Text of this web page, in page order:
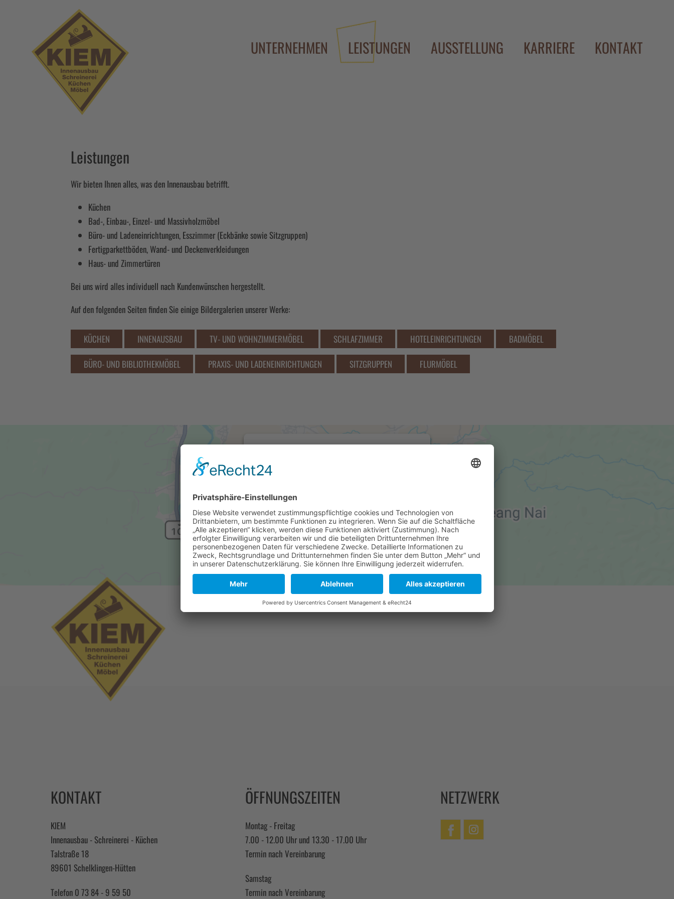
UNTERNEHMEN LEISTUNGEN AUSSTELLUNG KARRIERE KONTAKT
Leistungen
Wir bieten Ihnen alles, was den Innenausbau betrifft.
Küchen
Bad-, Einbau-, Einzel- und Massivholzmöbel
Büro- und Ladeneinrichtungen, Esszimmer (Eckbänke sowie Sitzgruppen)
Fertigparkettböden, Wand- und Deckenverkleidungen
Haus- und Zimmertüren
Bei uns wird alles individuell nach Kundenwünschen hergestellt.
Auf den folgenden Seiten finden Sie einige Bildergalerien unserer Werke:
KÜCHEN INNENAUSBAU TV- UND WOHNZIMMERMÖBEL SCHLAFZIMMER HOTELEINRICHTUNGEN BADMÖBEL
BÜRO- UND BIBLIOTHEKMÖBEL PRAXIS- UND LADENEINRICHTUNGEN SITZGRUPPEN FLURMÖBEL
Dieser Service kann Daten zu Ihren Aktivitäten
sammeln. Bitte lesen Sie die Details durch und
stimmen Sie der Nutzung des Service zu, um
diese Karte anzuzeigen.
Mehr Informationen
Akzeptieren
powered byUsercentrics Consent Management
Platform&eRecht24
KONTAKT
KIEM
Innenausbau - Schreinerei - Küchen
Talstraße 18
89601 Schelklingen-Hütten
Telefon 0 73 84 - 9 59 50
ÖFFNUNGSZEITEN
Montag - Freitag
7.00 - 12.00 Uhr und 13.30 - 17.00 Uhr
Termin nach Vereinbarung
Samstag
Termin nach Vereinbarung
NETZWERK